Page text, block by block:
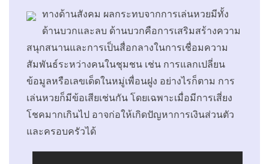
ทางด้านสังคม ผลกระทบจากการเล่นหวยมีทั้ง
ด้านบวกและลบ ด้านบวกคือการเสริมสร้างความ
สนุกสนานและการเป็นสื่อกลางในการเชื่อมความ
สัมพันธ์ระหว่างคนในชุมชน เช่น การแลกเปลี่ยน
ข้อมูลหรือเลขเด็ดในหมู่เพื่อนฝูง อย่างไรก็ตาม การ
เล่นหวยก็มีข้อเสียเช่นกัน โดยเฉพาะเมื่อมีการเสี่ยง
โชคมากเกินไป อาจก่อให้เกิดปัญหาการเงินส่วนตัว
และครอบครัวได้